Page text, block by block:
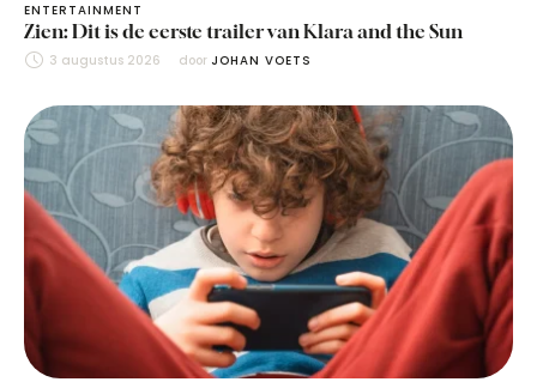
ENTERTAINMENT
Zien: Dit is de eerste trailer van Klara and the Sun
3 augustus 2026 door JOHAN VOETS